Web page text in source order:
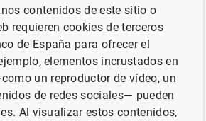
contenidos de este sitio o
requieren cookies de terceros
de España para ofrecer el
elementos incrustados en
un reproductor de vídeo, un
de redes sociales— pueden
Al visualizar estos contenidos,